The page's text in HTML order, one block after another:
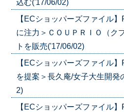
込む('17/06/02)
【ECショッパーズファイル
に注力＞ＣＯＵＰＲＩＯ（ク
トを販売('17/06/02)
【ECショッパーズファイル
を提案＞長久庵/女子大生開発
2)
【ECショッパーズファイル